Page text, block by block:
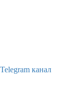
Telegram канал